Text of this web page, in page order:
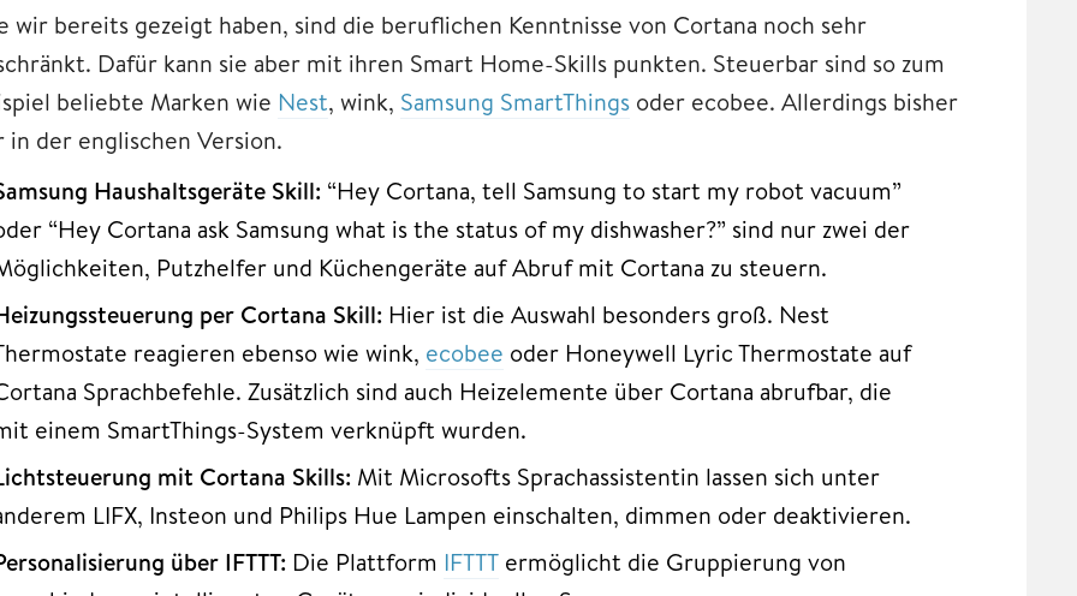
wir bereits gezeigt haben, sind die beruflichen Kenntnisse von Cortana noch sehr
Dafür kann sie aber mit ihren Smart Home-Skills punkten. Steuerbar sind so zum
beliebte Marken wie Nest, wink, Samsung SmartThings oder ecobee. Allerdings bisher
in der englischen Version.
Haushaltsgeräte Skill: “Hey Cortana, tell Samsung to start my robot vacuum”
“Hey Cortana ask Samsung what is the status of my dishwasher?” sind nur zwei der
Putzhelfer und Küchengeräte auf Abruf mit Cortana zu steuern.
per Cortana Skill: Hier ist die Auswahl besonders groß. Nest
reagieren ebenso wie wink, ecobee oder Honeywell Lyric Thermostate auf
Sprachbefehle. Zusätzlich sind auch Heizelemente über Cortana abrufbar, die
einem SmartThings-System verknüpft wurden.
mit Cortana Skills: Mit Microsofts Sprachassistentin lassen sich unter
LIFX, Insteon und Philips Hue Lampen einschalten, dimmen oder deaktivieren.
über IFTTT: Die Plattform IFTTT ermöglicht die Gruppierung von